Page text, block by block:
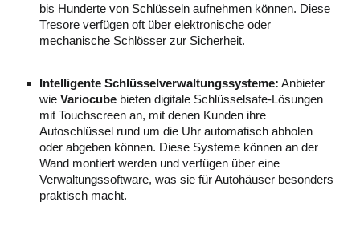
bis Hunderte von Schlüsseln aufnehmen können. Diese
Tresore verfügen oft über elektronische oder
mechanische Schlösser zur Sicherheit.
Intelligente Schlüsselverwaltungssysteme: Anbieter
wieVariocube bieten digitale Schlüsselsafe-Lösungen
mit Touchscreen an, mit denen Kunden ihre
Autoschlüssel rund um die Uhr automatisch abholen
oder abgeben können. Diese Systeme können an der
Wand montiert werden und verfügen über eine
Verwaltungssoftware, was sie für Autohäuser besonders
praktisch macht.